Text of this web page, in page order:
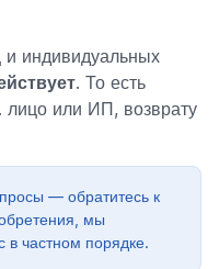
индивидуальных
. То есть
или ИП, возврату
— обратитесь к
мы
частном порядке.